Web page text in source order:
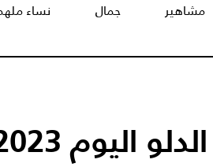
مشاهير جمال نساء
30/06/2023